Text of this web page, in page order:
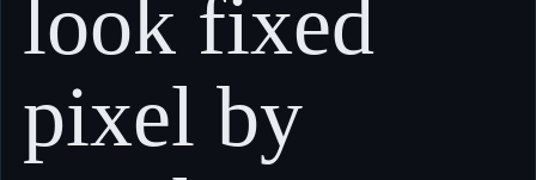
look fixed
pixel by